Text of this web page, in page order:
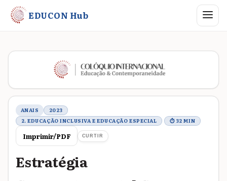
EDUCON Hub Abrir
Metadados do trabalho
ANAIS
2023
2. EDUCAÇÃO INCLUSIVA E EDUCAÇÃO ESPECIAL
⏱ 32 MIN
Imprimir/PDF CURTIR
Estratégia